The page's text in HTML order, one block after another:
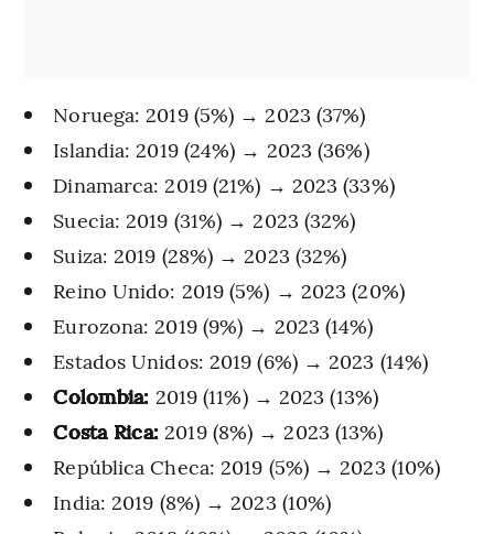
Noruega: 2019 (5%) → 2023 (37%)
Islandia: 2019 (24%) → 2023 (36%)
Dinamarca: 2019 (21%) → 2023 (33%)
Suecia: 2019 (31%) → 2023 (32%)
Suiza: 2019 (28%) → 2023 (32%)
Reino Unido: 2019 (5%) → 2023 (20%)
Eurozona: 2019 (9%) → 2023 (14%)
Estados Unidos: 2019 (6%) → 2023 (14%)
Colombia: 2019 (11%) → 2023 (13%)
Costa Rica: 2019 (8%) → 2023 (13%)
República Checa: 2019 (5%) → 2023 (10%)
India: 2019 (8%) → 2023 (10%)